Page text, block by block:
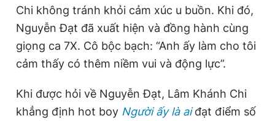
Chi không tránh khỏi cảm xúc u buồn. Khi đó,
Nguyễn Đạt đã xuất hiện và đồng hành cùng
giọng ca 7X. Cô bộc bạch: “Anh ấy làm cho tôi
cảm thấy có thêm niềm vui và động lực”.
Khi được hỏi về Nguyễn Đạt, Lâm Khánh Chi
khẳng định hot boy Người ấy là ai đạt điểm số